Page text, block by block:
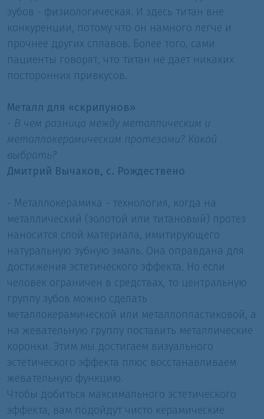
зубов - физиологическая. И здесь титан вне
конкуренции, потому что он намного легче и
прочнее других сплавов. Более того, сами
пациенты говорят, что титан не дает никаких
посторонних привкусов.
Металл для «скрипунов»
- В чем разница между металлическим и
металлокерамическим протезами? Какой
выбрать?
Дмитрий Вычаков, с. Рождествено
- Металлокерамика - технология, когда на
металлический (золотой или титановый) протез
наносится слой материала, имитирующего
натуральную зубную эмаль. Она оправдана для
достижения эстетического эффекта. Но если
человек ограничен в средствах, то центральную
группу зубов можно сделать
металлокерамической или металлопластиковой, а
на жевательную группу поставить металлические
коронки. Этим мы достигаем визуального
эстетического эффекта плюс восстанавливаем
жевательную функцию.
Чтобы добиться максимального эстетического
эффекта, вам подойдут чисто керамические